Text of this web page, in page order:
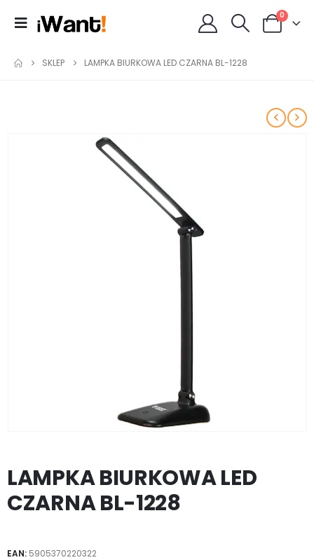
0
SKLEP LAMPKA BIURKOWA LED CZARNA BL-1228
LAMPKA BIURKOWA LED
CZARNA BL-1228
EAN: 5905370220322